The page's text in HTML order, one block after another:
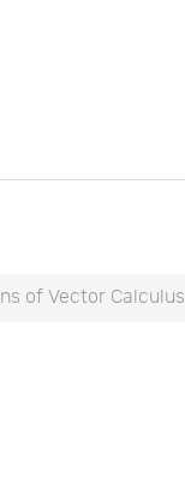
of Vector Calculus